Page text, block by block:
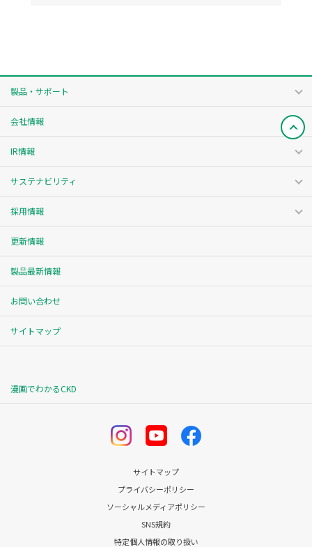
製品・サポート
会社情報
IR情報
サステナビリティ
採用情報
更新情報
製品最新情報
お問い合わせ
サイトマップ
漫画でわかるCKD
サイトマップ
プライバシーポリシー
ソーシャルメディアポリシー
SNS規約
特定個人情報の取り扱い